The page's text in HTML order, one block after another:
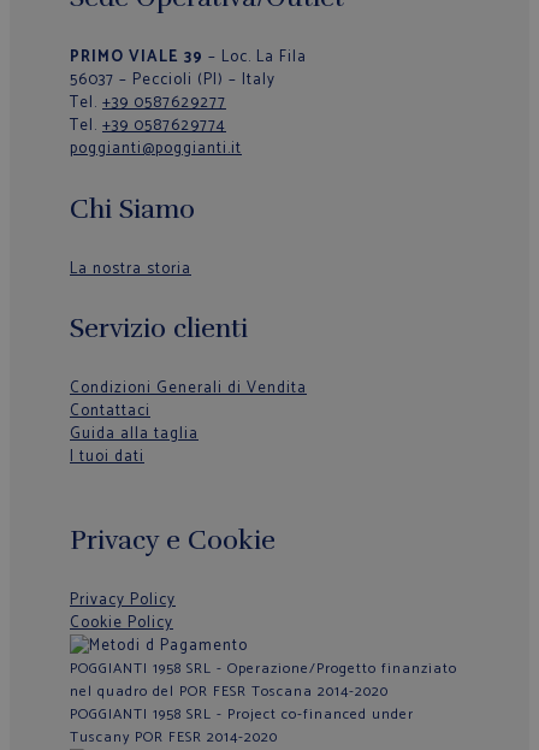
PRIMO VIALE 39 – Loc. La Fila
56037 – Peccioli (PI) – Italy
Tel. +39 0587629277
Tel. +39 0587629774
poggianti@poggianti.it
Chi Siamo
La nostra storia
Servizio clienti
Condizioni Generali di Vendita
Contattaci
Guida alla taglia
I tuoi dati
Privacy e Cookie
Privacy Policy
Cookie Policy
POGGIANTI 1958 SRL - Operazione/Progetto finanziato
nel quadro del POR FESR Toscana 2014-2020
POGGIANTI 1958 SRL - Project co-financed under
Tuscany POR FESR 2014-2020